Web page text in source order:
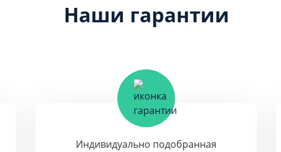
Наши гарантии
Индивидуально подобранная